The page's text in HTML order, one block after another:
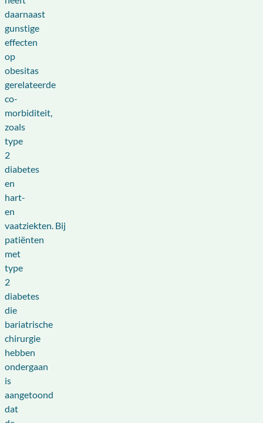
daarnaast
gunstige
effecten
op
obesitas
gerelateerde
co-
morbiditeit,
zoals
type
2
diabetes
en
hart-
en
vaatziekten. Bij
patiënten
met
type
2
diabetes
die
bariatrische
chirurgie
hebben
ondergaan
is
aangetoond
dat